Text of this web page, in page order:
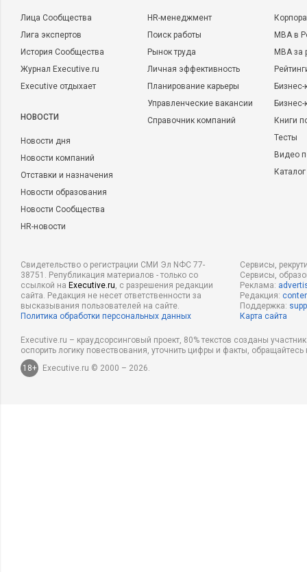
Лица Сообщества
Лига экспертов
История Сообщества
Журнал Executive.ru
Executive отдыхает
НОВОСТИ
Новости дня
Новости компаний
Отставки и назначения
Новости образования
Новости Сообщества
HR-новости
HR-менеджмент
Поиск работы
Рынок труда
Личная эффективность
Планирование карьеры
Управленческие вакансии
Справочник компаний
MBA в
MBA
Бизнес-
Книги
Тесты
Видео
Свидетельство о регистрации СМИ Эл NФС 77-
38751. Републикация материалов - только со
ссылкой на Executive.ru, с разрешения редакции
сайта. Редакция не несет ответственности за
высказывания пользователей на сайте.
Политика обработки персональных данных
Сервисы,
Сервисы,
Реклама:
Редакция:
Поддержка:
Карта сайта
Executive.ru – краудсорсинговый проект, 80% текстов созданы
оспорить логику повествования, уточнить цифры и факты,
18+
Executive.ru © 2000 – 2026.